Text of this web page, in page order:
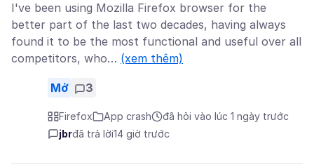
I've been using Mozilla Firefox browser for the
better part of the last two decades, having always
found it to be the most functional and useful over all
competitors, who… (xem thêm)
Mở 3
Firefox App crash
đã hỏi vào lúc 1 ngày trước
jbrđã trả lời14 giờ trước